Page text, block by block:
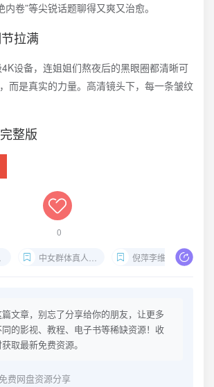
卷”等尖锐话题聊得又爽又治愈。
拉满
设备，连姐姐们熬夜后的黑眼圈都清晰可
是真实的力量。高清镜头下，每一条皱纹
整版
0
中女群体真人秀4K 倪萍李维嘉观察团
文章，别忘了分享给你的朋友，让更多
的影视、教程、电子书等稀缺资源！收
取最新免费资源。
免费网盘资源分享